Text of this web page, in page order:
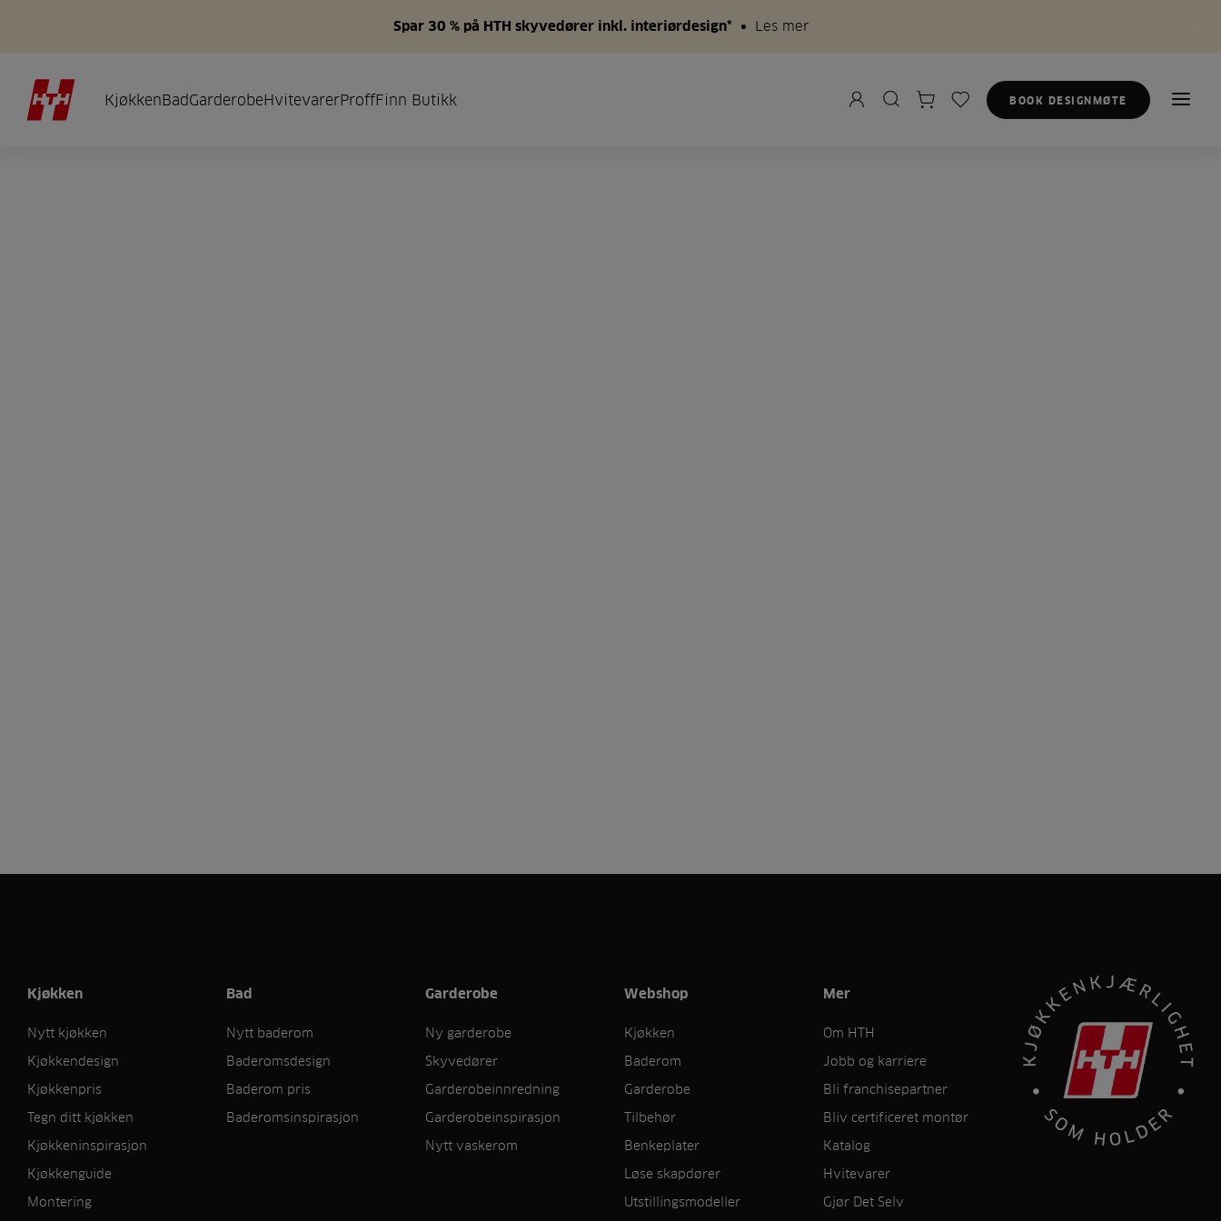
Spar 30 % på HTH skyvedører inkl. interiørdesign* Les mer
KjøkkenBadGarderobeHvitevarerProffFinn Butikk BOOK DESIGNMØTE
Kjøkken
Nytt kjøkken
Kjøkkendesign
Kjøkkenpris
Tegn ditt kjøkken
Kjøkkeninspirasjon
Kjøkkenguide
Montering
Bad
Nytt baderom
Baderomsdesign
Baderom pris
Baderomsinspirasjon
Garderobe
Ny garderobe
Skyvedører
Garderobeinnredning
Garderobeinspirasjon
Nytt vaskerom
Webshop
Kjøkken
Baderom
Garderobe
Tilbehør
Benkeplater
Løse skapdører
Utstillingsmodeller
Mer
Om HTH
Jobb og karriere
Bli franchisepartner
Bliv certificeret montør
Katalog
Hvitevarer
Gjør Det Selv